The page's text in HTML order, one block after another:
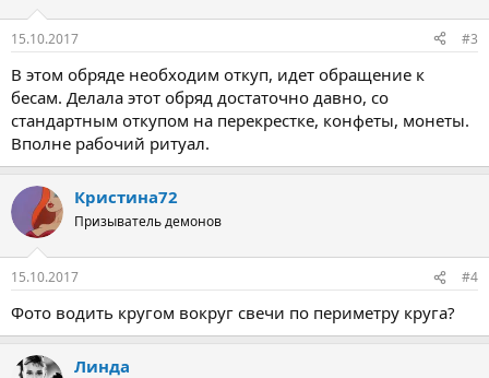
15.10.2017 #3
В этом обряде необходим откуп, идет обращение к
бесам. Делала этот обряд достаточно давно, со
стандартным откупом на перекрестке, конфеты, монеты.
Вполне рабочий ритуал.
Кристина72
Призыватель демонов
15.10.2017 #4
Фото водить кругом вокруг свечи по периметру круга?
Линда